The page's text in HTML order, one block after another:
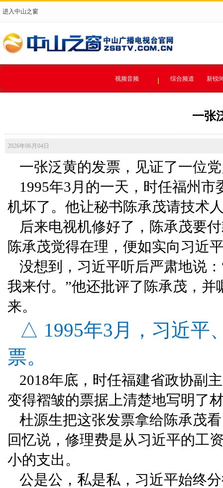
进入中山之窗
视频音频 综合频道 新锐
一张
2026年06月04日
一张泛黄的发票，见证了一位
1995年3月的一天，时任福州
机坏了。他让秘书陈承茂请技术
后来电视机修好了，陈承茂要
陈承茂觉得在理，便如实向习近
没想到，习近平听后严肃地说
我来付。”他还批评了陈承茂，
来。
△ 1995年3月，习近平
票。
2018年底，时任福建省政协副
变得褶皱的票据上清楚地写明了
杜源生把这张发票拿给陈承茂
回忆说，修理费是从习近平的工
小的支出。
公是公，私是私，习近平始终